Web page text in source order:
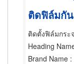
ติดฟิล์มกั
ติดตั้งฟิล์มกระ
Heading
Brand Name